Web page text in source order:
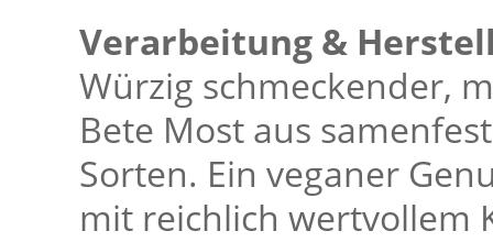
Verarbeitung &
Würzig schmeckender,
Bete Most aus
Sorten. Ein veganer
mit reichlich wertvollem